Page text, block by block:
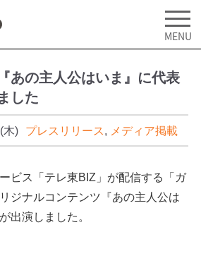
あの主人公はいま』に代表
した
木) プレスリリース, メディア掲載
ビス「テレ東BIZ」が配信する「ガ
ジナルコンテンツ『あの主人公は
出演しました。